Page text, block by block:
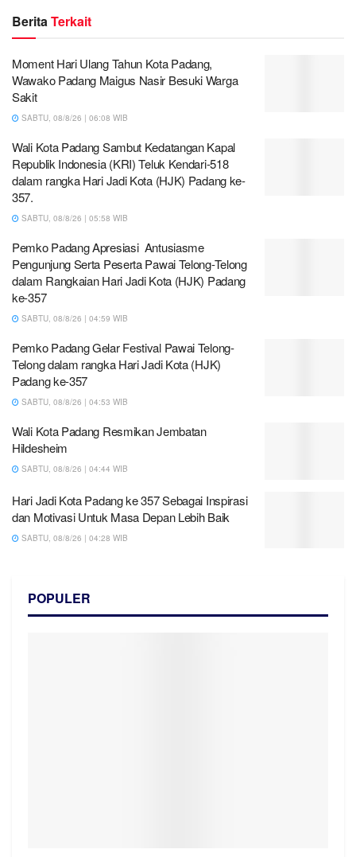
BeritaTerkait
Moment Hari Ulang Tahun Kota Padang,
Wawako Padang Maigus Nasir Besuki Warga
Sakit
SABTU, 08/8/26 | 06:08 WIB
Wali Kota Padang Sambut Kedatangan Kapal
Republik Indonesia (KRI) Teluk Kendari-518
dalam rangka Hari Jadi Kota (HJK) Padang ke-
357.
SABTU, 08/8/26 | 05:58 WIB
Pemko Padang Apresiasi Antusiasme
Pengunjung Serta Peserta Pawai Telong-Telong
dalam Rangkaian Hari Jadi Kota (HJK) Padang
ke-357
SABTU, 08/8/26 | 04:59 WIB
Pemko Padang Gelar Festival Pawai Telong-
Telong dalam rangka Hari Jadi Kota (HJK)
Padang ke-357
SABTU, 08/8/26 | 04:53 WIB
Wali Kota Padang Resmikan Jembatan
Hildesheim
SABTU, 08/8/26 | 04:44 WIB
Hari Jadi Kota Padang ke 357 Sebagai Inspirasi
dan Motivasi Untuk Masa Depan Lebih Baik
SABTU, 08/8/26 | 04:28 WIB
POPULER